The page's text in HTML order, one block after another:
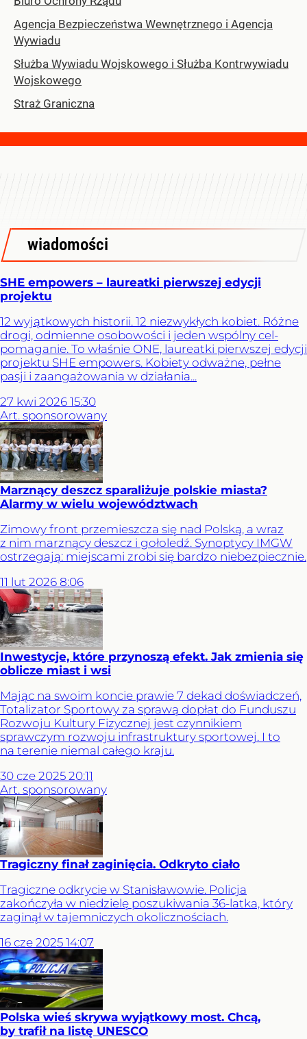
Agencja Bezpieczeństwa Wewnętrznego i Agencja
Wywiadu
Służba Wywiadu Wojskowego i Służba Kontrwywiadu
Wojskowego
Straż Graniczna
wiadomości
SHE empowers – laureatki pierwszej edycji
projektu
12 wyjątkowych historii. 12 niezwykłych kobiet. Różne
drogi, odmienne osobowości i jeden wspólny cel-
pomaganie. To właśnie ONE, laureatki pierwszej edycji
projektu SHE empowers. Kobiety odważne, pełne
pasji i zaangażowania w działania...
27 kwi 2026 15:30
Art. sponsorowany
Marznący deszcz sparaliżuje polskie miasta?
Alarmy w wielu województwach
Zimowy front przemieszcza się nad Polską, a wraz
z nim marznący deszcz i gołoledź. Synoptycy IMGW
ostrzegają: miejscami zrobi się bardzo niebezpiecznie.
11 lut 2026 8:06
Inwestycje, które przynoszą efekt. Jak zmienia się
oblicze miast i wsi
Mając na swoim koncie prawie 7 dekad doświadczeń,
Totalizator Sportowy za sprawą dopłat do Funduszu
Rozwoju Kultury Fizycznej jest czynnikiem
sprawczym rozwoju infrastruktury sportowej. I to
na terenie niemal całego kraju.
30 cze 2025 20:11
Art. sponsorowany
Tragiczny finał zaginięcia. Odkryto ciało
Tragiczne odkrycie w Stanisławowie. Policja
zakończyła w niedzielę poszukiwania 36-latka, który
zaginął w tajemniczych okolicznościach.
16 cze 2025 14:07
Polska wieś skrywa wyjątkowy most. Chcą,
by trafił na listę UNESCO